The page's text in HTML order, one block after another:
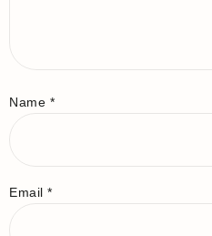
Name *
Email *